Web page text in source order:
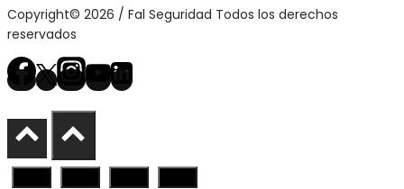
Copyright© 2026 / Fal Seguridad Todos los derechos
reservados